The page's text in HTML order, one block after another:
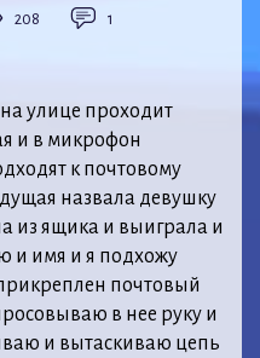
208 1
улице проходит
и в микрофон
к почтовому
назвала девушку
из ящика и выиграла и
и имя и я подхожу
почтовый
в нее руку и
и вытаскиваю цепь